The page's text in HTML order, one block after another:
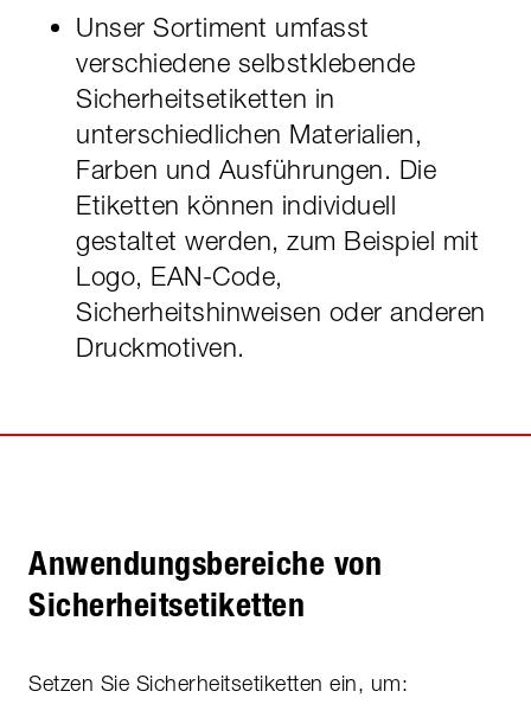
Unser Sortiment umfasst
verschiedene selbstklebende
Sicherheitsetiketten in
unterschiedlichen Materialien,
Farben und Ausführungen. Die
Etiketten können individuell
gestaltet werden, zum Beispiel mit
Logo, EAN-Code,
Sicherheitshinweisen oder anderen
Druckmotiven.
Anwendungsbereiche von
Sicherheitsetiketten
Setzen Sie Sicherheitsetiketten ein, um: